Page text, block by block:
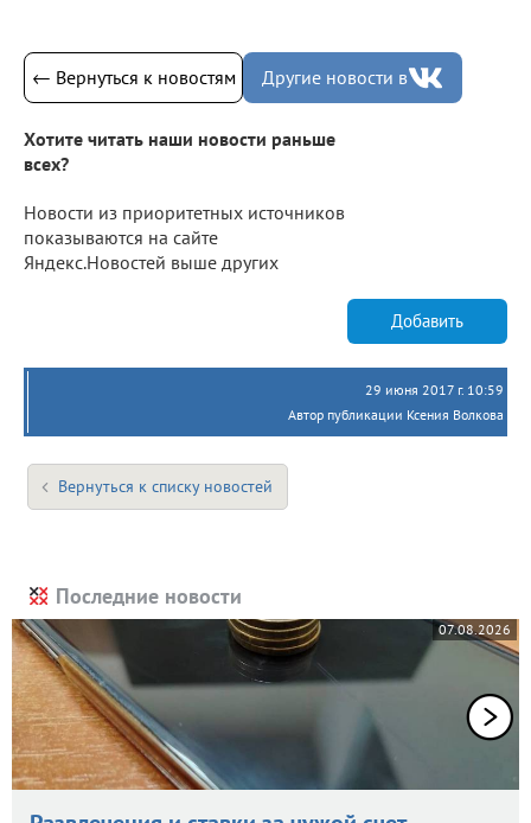
← Вернуться к новостям Другие новости в
Хотите читать наши новости раньше
всех?
Новости из приоритетных источников
показываются на сайте
Яндекс.Новостей выше других
Добавить
29 июня 2017 г. 10:59
Автор публикации Ксения Волкова
Вернуться к списку новостей
Последние новости
07.08.2026